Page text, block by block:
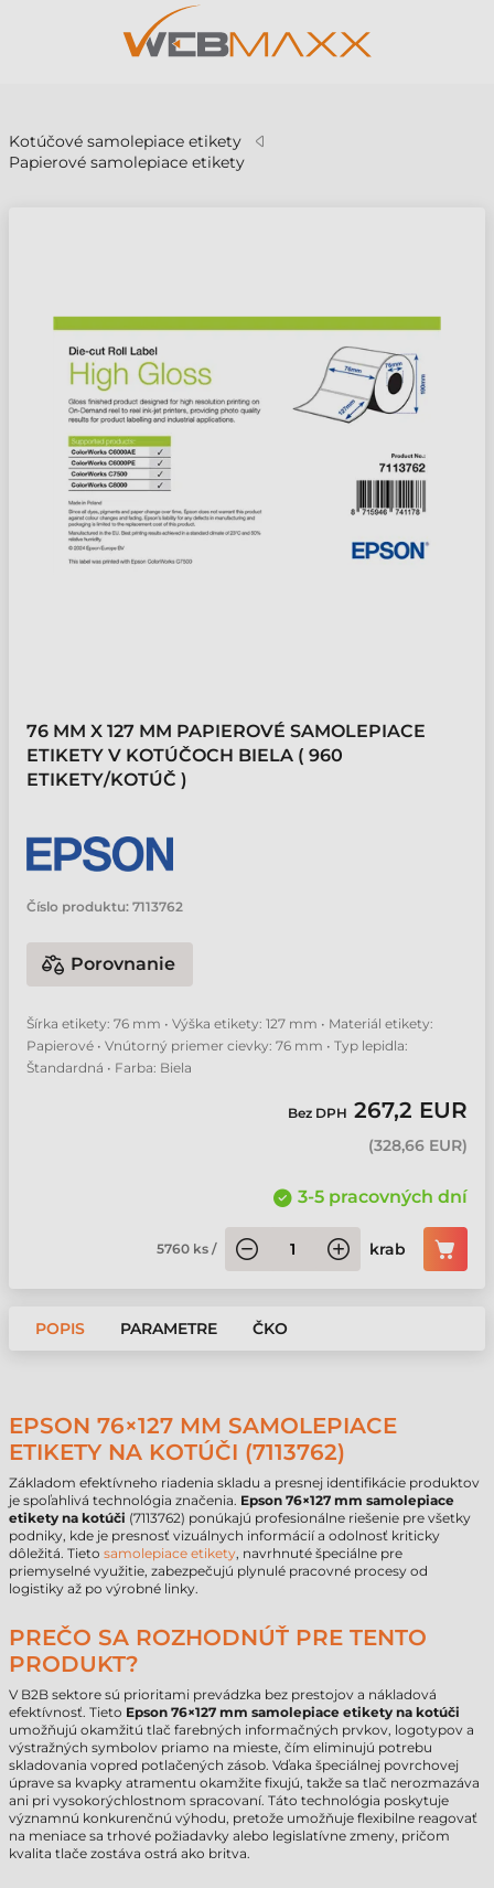
Kotúčové samolepiace etikety
Papierové samolepiace etikety
76 MM X 127 MM PAPIEROVÉ SAMOLEPIACE
ETIKETY V KOTÚČOCH BIELA ( 960
ETIKETY/KOTÚČ )
Číslo produktu: 7113762
Porovnanie
Šírka etikety: 76 mm • Výška etikety: 127 mm • Materiál etikety:
Papierové • Vnútorný priemer cievky: 76 mm • Typ lepidla:
Štandardná • Farba: Biela
Bez DPH 267,2 EUR
(328,66 EUR)
3-5 pracovných dní
5760 ks / krab
POPIS PARAMETRE ČKO
EPSON 76×127 MM SAMOLEPIACE
ETIKETY NA KOTÚČI (7113762)
Základom efektívneho riadenia skladu a presnej identifikácie produktov
je spoľahlivá technológia značenia. Epson 76×127 mm samolepiace
etikety na kotúči (7113762) ponúkajú profesionálne riešenie pre všetky
podniky, kde je presnosť vizuálnych informácií a odolnosť kriticky
dôležitá. Tieto samolepiace etikety, navrhnuté špeciálne pre
priemyselné využitie, zabezpečujú plynulé pracovné procesy od
logistiky až po výrobné linky.
PREČO SA ROZHODNÚŤ PRE TENTO
PRODUKT?
V B2B sektore sú prioritami prevádzka bez prestojov a nákladová
efektívnosť. Tieto Epson 76×127 mm samolepiace etikety na kotúči
umožňujú okamžitú tlač farebných informačných prvkov, logotypov a
výstražných symbolov priamo na mieste, čím eliminujú potrebu
skladovania vopred potlačených zásob. Vďaka špeciálnej povrchovej
úprave sa kvapky atramentu okamžite fixujú, takže sa tlač nerozmazáva
ani pri vysokorýchlostnom spracovaní. Táto technológia poskytuje
významnú konkurenčnú výhodu, pretože umožňuje flexibilne reagovať
na meniace sa trhové požiadavky alebo legislatívne zmeny, pričom
kvalita tlače zostáva ostrá ako britva.